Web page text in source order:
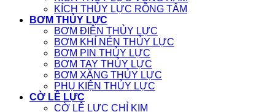
KÍCH THỦY LỰC RỖNG TÂM
BƠM THỦY LỰC
BƠM ĐIỆN THỦY LỰC
BƠM KHÍ NÉN THỦY LỰC
BƠM PIN THỦY LỰC
BƠM TAY THỦY LỰC
BƠM XĂNG THỦY LỰC
PHỤ KIỆN THỦY LỰC
CỜ LÊ LỰC
CỜ LÊ LỰC CHỈ KIM